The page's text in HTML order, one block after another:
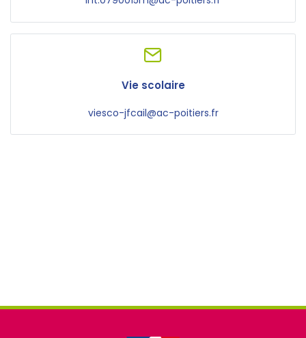
Vie scolaire
viesco-jfcail@ac-poitiers.fr